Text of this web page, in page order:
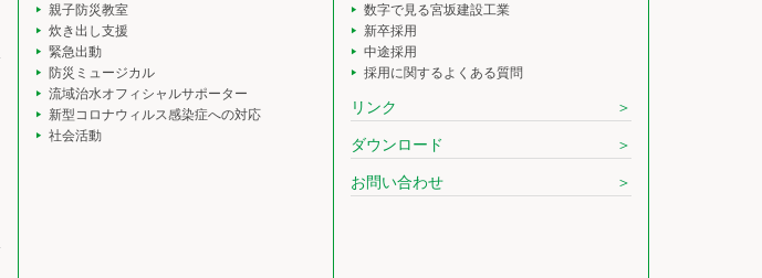
親子防災教室
炊き出し支援
緊急出動
防災ミュージカル
流域治水オフィシャルサポーター
新型コロナウィルス感染症への対応
社会活動
数字で見る宮坂建設工業
新卒採用
中途採用
採用に関するよくある質問
リンク
ダウンロード
お問い合わせ